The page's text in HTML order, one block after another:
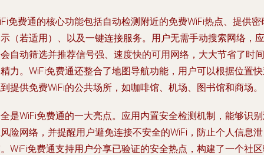
免费通的核心功能包括自动检测附近的免费WiFi热点、提供密
（若适用）、以及一键连接服务。用户无需手动搜索网络，应
自动筛选并推荐信号强、速度快的可用网络，大大节省了时间
力。WiFi免费通还整合了地图导航功能，用户可以根据位置
提供免费WiFi的公共场所，如咖啡馆、机场、图书馆和商场。
是WiFi免费通的一大亮点。应用内置安全检测机制，能够识
险网络，并提醒用户避免连接不安全的WiFi，防止个人信息泄
WiFi免费通支持用户分享已验证的安全热点，构建了一个社